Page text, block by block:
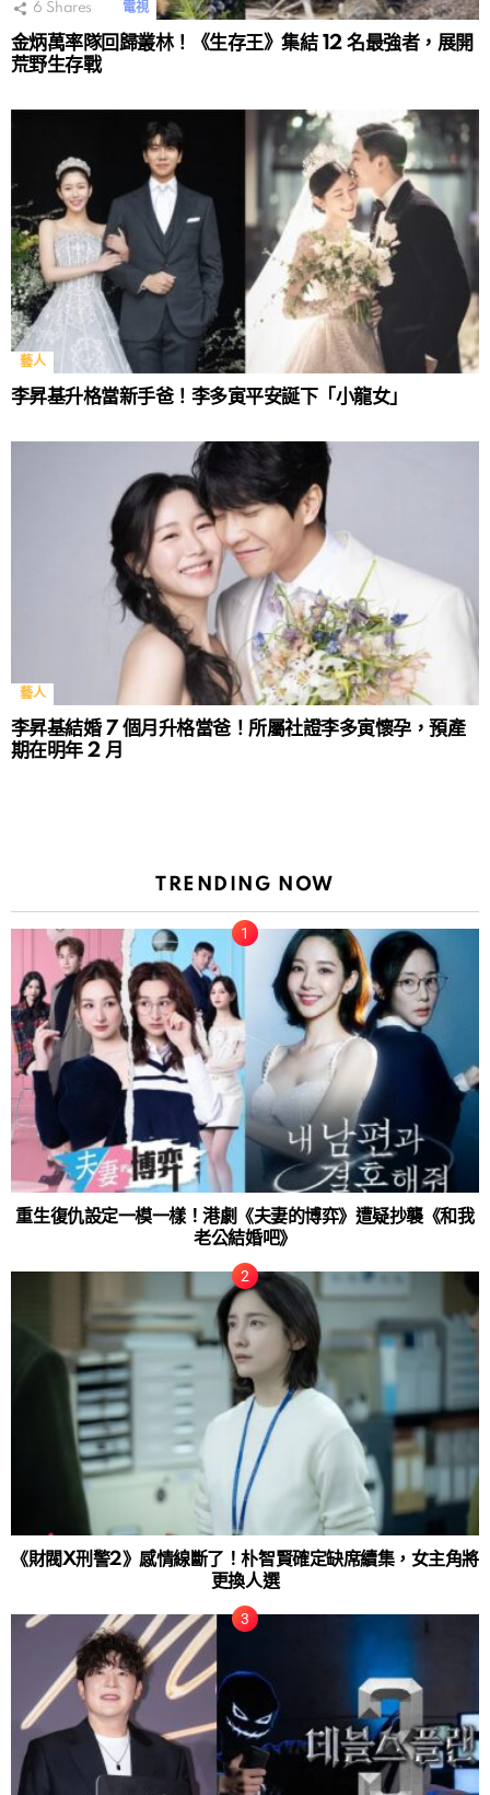
6 Shares 電視
金炳萬率隊回歸叢林！《生存王》集結 12 名最強者，展開
荒野生存戰
藝人
李昇基升格當新手爸！李多寅平安誕下「小龍女」
藝人
李昇基結婚 7 個月升格當爸！所屬社證李多寅懷孕，預產
期在明年 2 月
TRENDING NOW
重生復仇設定一模一樣！港劇《夫妻的博弈》遭疑抄襲《和我
老公結婚吧》
《財閥X刑警2》感情線斷了！朴智賢確定缺席續集，女主角將
更換人選